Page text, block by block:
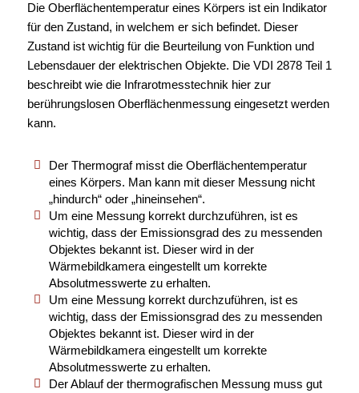
Die Oberflächentemperatur eines Körpers ist ein Indikator
für den Zustand, in welchem er sich befindet. Dieser
Zustand ist wichtig für die Beurteilung von Funktion und
Lebensdauer der elektrischen Objekte. Die VDI 2878 Teil 1
beschreibt wie die Infrarotmesstechnik hier zur
berührungslosen Oberflächenmessung eingesetzt werden
kann.
Der Thermograf misst die Oberflächentemperatur
eines Körpers. Man kann mit dieser Messung nicht
„hindurch“ oder „hineinsehen“.
Um eine Messung korrekt durchzuführen, ist es
wichtig, dass der Emissionsgrad des zu messenden
Objektes bekannt ist. Dieser wird in der
Wärmebildkamera eingestellt um korrekte
Absolutmesswerte zu erhalten.
Um eine Messung korrekt durchzuführen, ist es
wichtig, dass der Emissionsgrad des zu messenden
Objektes bekannt ist. Dieser wird in der
Wärmebildkamera eingestellt um korrekte
Absolutmesswerte zu erhalten.
Der Ablauf der thermografischen Messung muss gut